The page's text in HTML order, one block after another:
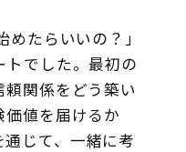
たらいいの？」
トでした。最初の
関係をどう築い
値を届けるか
じて、一緒に考